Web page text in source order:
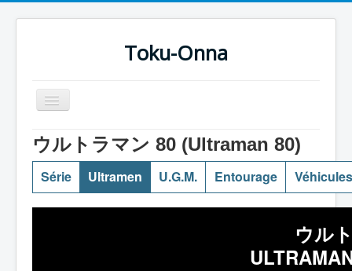
Toku-Onna
Basculer
la
Accueil
Toku-Actrices
Toku-Critiques
ウルトラマン 80 (Ultraman 80)
Série Ultramen U.G.M. Entourage Véhicules
ウル